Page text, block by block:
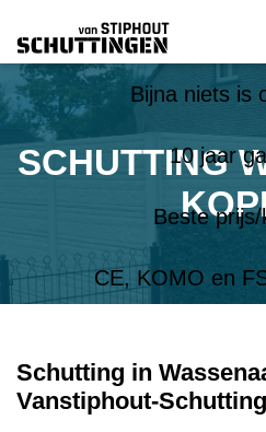
SCHUTTING
Meer dan 10
Bijna niets is
10 jaar
Beste
CE, KOMO en
Schutting in
Vanstiphout-